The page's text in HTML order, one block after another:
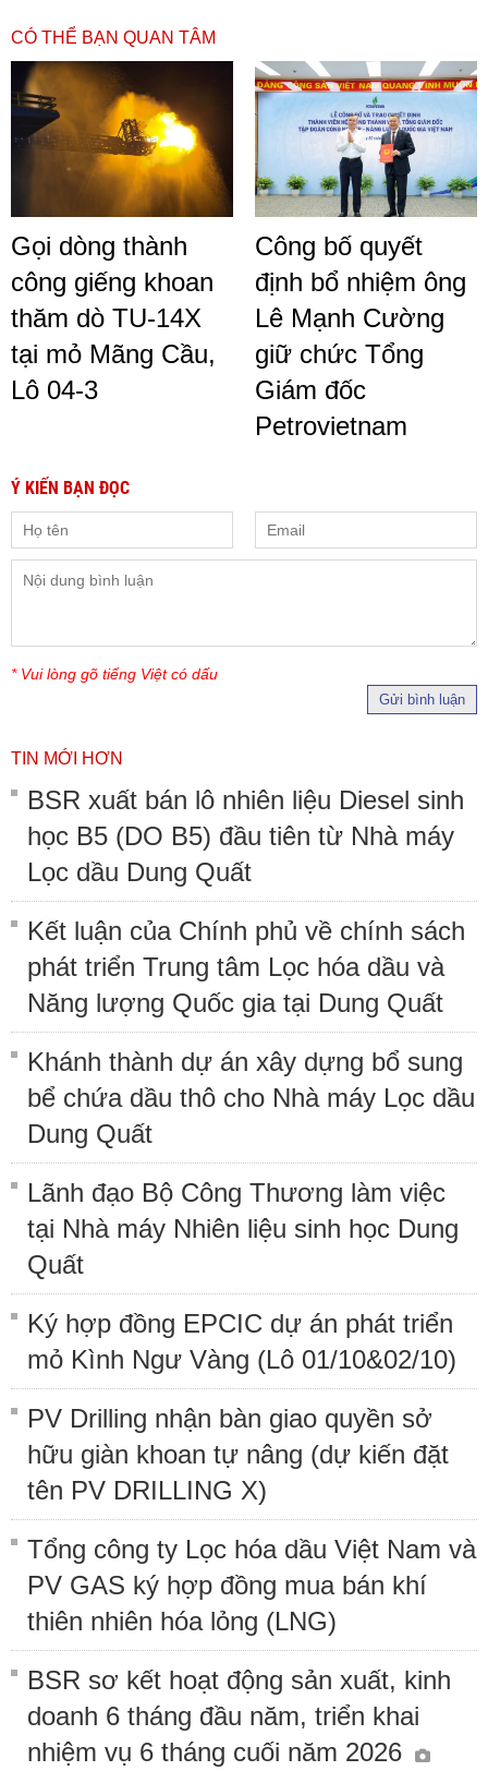
CÓ THỂ BẠN QUAN TÂM
Gọi dòng thành
công giếng khoan
thăm dò TU-14X
tại mỏ Mãng Cầu,
Lô 04-3
Công bố quyết
định bổ nhiệm ông
Lê Mạnh Cường
giữ chức Tổng
Giám đốc
Petrovietnam
Ý KIẾN BẠN ĐỌC
* Vui lòng gõ tiếng Việt có dấu
Gửi bình luận
TIN MỚI HƠN
BSR xuất bán lô nhiên liệu Diesel sinh
học B5 (DO B5) đầu tiên từ Nhà máy
Lọc dầu Dung Quất
Kết luận của Chính phủ về chính sách
phát triển Trung tâm Lọc hóa dầu và
Năng lượng Quốc gia tại Dung Quất
Khánh thành dự án xây dựng bổ sung
bể chứa dầu thô cho Nhà máy Lọc dầu
Dung Quất
Lãnh đạo Bộ Công Thương làm việc
tại Nhà máy Nhiên liệu sinh học Dung
Quất
Ký hợp đồng EPCIC dự án phát triển
mỏ Kình Ngư Vàng (Lô 01/10&02/10)
PV Drilling nhận bàn giao quyền sở
hữu giàn khoan tự nâng (dự kiến đặt
tên PV DRILLING X)
Tổng công ty Lọc hóa dầu Việt Nam và
PV GAS ký hợp đồng mua bán khí
thiên nhiên hóa lỏng (LNG)
BSR sơ kết hoạt động sản xuất, kinh
doanh 6 tháng đầu năm, triển khai
nhiệm vụ 6 tháng cuối năm 2026